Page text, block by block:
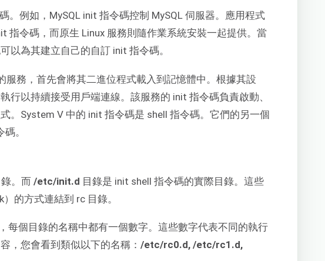
。例如，MySQL init 指令碼控制 MySQL 伺服器。應用程式
指令碼，而原生 Linux 服務則隨作業系統安裝一起提供。當
以為其建立自己的自訂 init 指令碼。
服務，首先會將其二進位程式載入到記憶體中。根據其設
行以持續接受用戶端連線。該服務的 init 指令碼負責啟動、
。System V 中的 init 指令碼是 shell 指令碼。它們的另一個
。
錄。而/etc/init.d 目錄是 init shell 指令碼的實際目錄。這些
的方式連結到 rc 目錄。
每個目錄的名稱中都有一個數字。這些數字代表不同的執行
，您會看到類似以下的名稱：/etc/rc0.d, /etc/rc1.d,